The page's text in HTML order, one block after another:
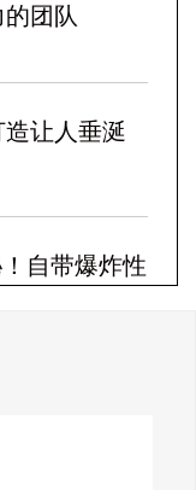
团队
让人垂涎
自带爆炸性
，一夜跻